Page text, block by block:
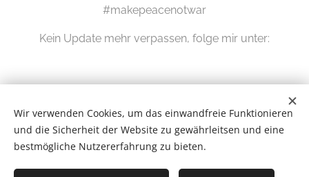
#makepeacenotwar
Kein Update mehr verpassen, folge mir unter:
Wir verwenden Cookies, um das einwandfreie Funktionieren
und die Sicherheit der Website zu gewährleitsen und eine
bestmögliche Nutzererfahrung zu bieten.